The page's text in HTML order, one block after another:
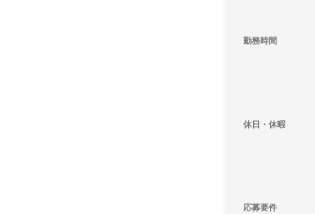
勤務時間
休日・休暇
応募要件